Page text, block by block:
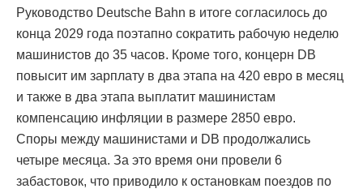
Руководство Deutsche Bahn в итоге согласилось до
конца 2029 года поэтапно сократить рабочую неделю
машинистов до 35 часов. Кроме того, концерн DB
повысит им зарплату в два этапа на 420 евро в месяц
и также в два этапа выплатит машинистам
компенсацию инфляции в размере 2850 евро.
Споры между машинистами и DB продолжались
четыре месяца. За это время они провели 6
забастовок, что приводило к остановкам поездов по